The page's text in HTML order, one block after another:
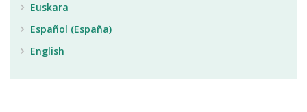
Euskara
Español (España)
English